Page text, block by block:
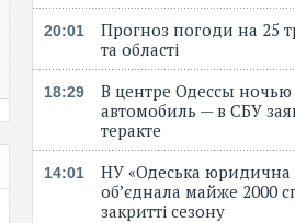
20:01
Прогноз погоди на 25
та області
18:29
В центре Одессы ночью
автомобиль — в СБУ
теракте
14:01
НУ «Одеська юридична
об’єднала майже 2000
закритті сезону